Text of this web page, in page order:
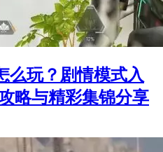
么玩？剧情模式入
略与精彩集锦分享